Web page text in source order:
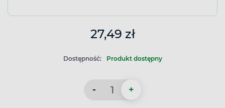
27,49 zł
Dostępność: Produkt dostępny
- +